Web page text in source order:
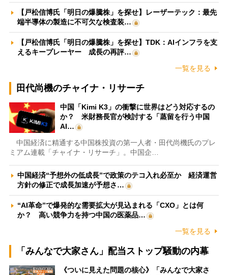
【戸松信博氏「明日の爆騰株」を探せ】レーザーテック：最先
端半導体の製造に不可欠な検査装…
【戸松信博氏「明日の爆騰株」を探せ】TDK：AIインフラを支
えるキープレーヤー 成長の再評…
一覧を見る
田代尚機のチャイナ・リサーチ
中国「Kimi K3」の衝撃に世界はどう対応するの
か？ 米財務長官が検討する「蒸留を行う中国
AI…
中国経済に精通する中国株投資の第一人者・田代尚機氏のプレ
ミアム連載「チャイナ・リサーチ」。中国企…
中国経済“予想外の低成長”で政策のテコ入れ必至か 経済運営
方針の修正で成長加速が予想さ…
“AI革命”で爆発的な需要拡大が見込まれる「CXO」とは何
か？ 高い競争力を持つ中国の医薬品…
一覧を見る
「みんなで大家さん」配当ストップ騒動の内幕
《ついに見えた問題の核心》「みんなで大家さ